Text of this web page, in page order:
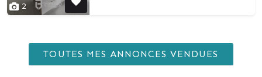
2
TOUTES MES ANNONCES VENDUES